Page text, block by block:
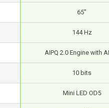
65″
144 Hz
AIPQ 2.0 Engine with
10 bits
Mini LED OD5